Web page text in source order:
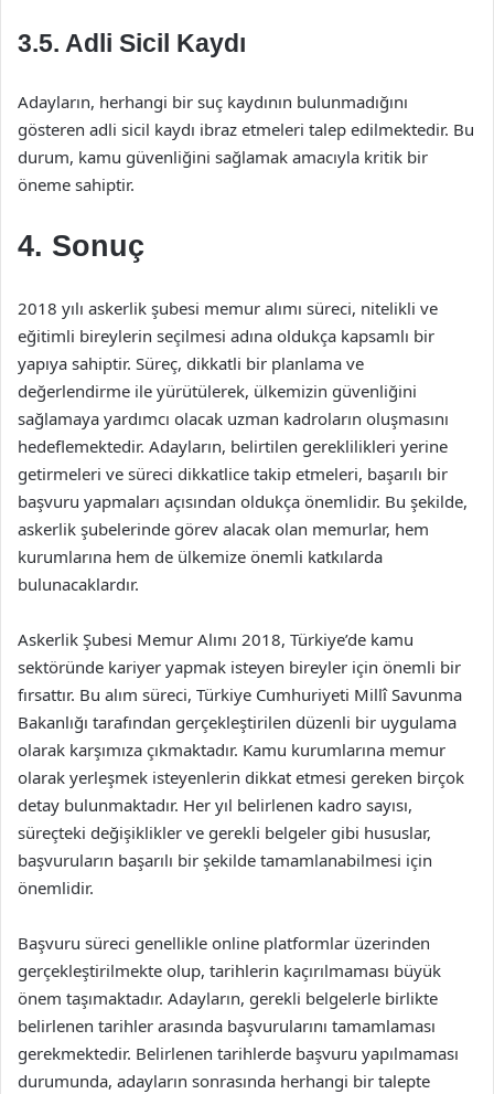
3.5. Adli Sicil Kaydı
Adayların, herhangi bir suç kaydının bulunmadığını
gösteren adli sicil kaydı ibraz etmeleri talep edilmektedir. Bu
durum, kamu güvenliğini sağlamak amacıyla kritik bir
öneme sahiptir.
4. Sonuç
2018 yılı askerlik şubesi memur alımı süreci, nitelikli ve
eğitimli bireylerin seçilmesi adına oldukça kapsamlı bir
yapıya sahiptir. Süreç, dikkatli bir planlama ve
değerlendirme ile yürütülerek, ülkemizin güvenliğini
sağlamaya yardımcı olacak uzman kadroların oluşmasını
hedeflemektedir. Adayların, belirtilen gereklilikleri yerine
getirmeleri ve süreci dikkatlice takip etmeleri, başarılı bir
başvuru yapmaları açısından oldukça önemlidir. Bu şekilde,
askerlik şubelerinde görev alacak olan memurlar, hem
kurumlarına hem de ülkemize önemli katkılarda
bulunacaklardır.
Askerlik Şubesi Memur Alımı 2018, Türkiye’de kamu
sektöründe kariyer yapmak isteyen bireyler için önemli bir
fırsattır. Bu alım süreci, Türkiye Cumhuriyeti Millî Savunma
Bakanlığı tarafından gerçekleştirilen düzenli bir uygulama
olarak karşımıza çıkmaktadır. Kamu kurumlarına memur
olarak yerleşmek isteyenlerin dikkat etmesi gereken birçok
detay bulunmaktadır. Her yıl belirlenen kadro sayısı,
süreçteki değişiklikler ve gerekli belgeler gibi hususlar,
başvuruların başarılı bir şekilde tamamlanabilmesi için
önemlidir.
Başvuru süreci genellikle online platformlar üzerinden
gerçekleştirilmekte olup, tarihlerin kaçırılmaması büyük
önem taşımaktadır. Adayların, gerekli belgelerle birlikte
belirlenen tarihler arasında başvurularını tamamlaması
gerekmektedir. Belirlenen tarihlerde başvuru yapılmaması
durumunda, adayların sonrasında herhangi bir talepte